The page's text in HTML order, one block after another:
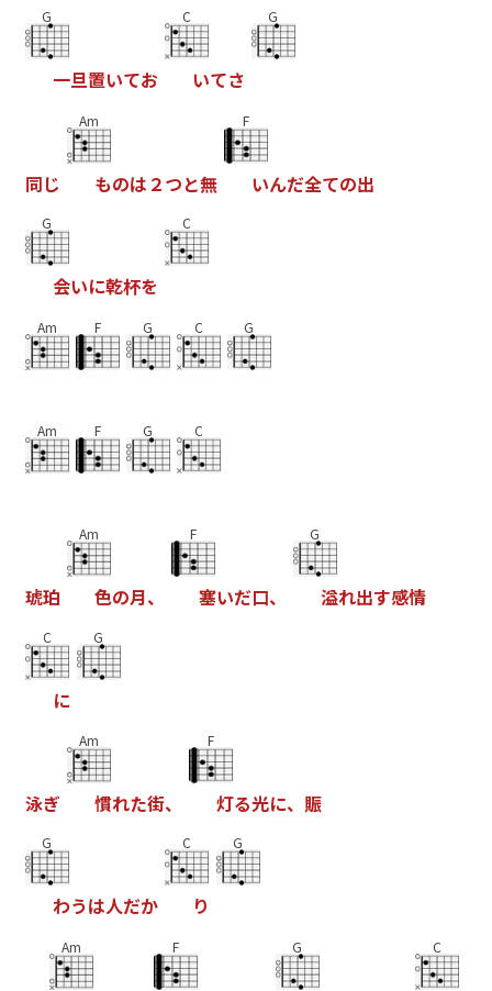
G
一旦置いてお
C
いてさ
G
同じ
Am
ものは ２つと無
F
いんだ全ての出
G
会いに乾杯を
C
Am F G C G
Am F G C
琥珀
Am
色の月、
F
塞いだ口、
G
溢れ出す感情
C
に
G
泳ぎ
Am
慣れた街、
F
灯る光に、 賑
G
わうは人だか
C
り
G
Am F G C